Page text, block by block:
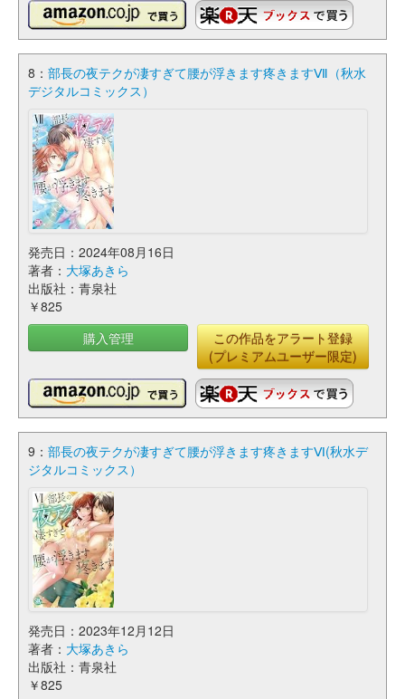
8： 部長の夜テクが凄すぎて腰が浮きます疼きますⅦ（秋水
デジタルコミックス）
発売日：2024年08月16日
著者： 大塚あきら
出版社：青泉社
￥825
購入管理
この作品をアラート登録
(プレミアムユーザー限定)
9： 部長の夜テクが凄すぎて腰が浮きます疼きますⅥ(秋水デ
ジタルコミックス）
発売日：2023年12月12日
著者： 大塚あきら
出版社：青泉社
￥825